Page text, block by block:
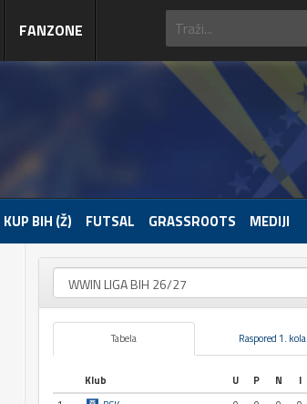
FANZONE
KUP BIH (Ž) FUTSAL GRASSROOTS MEDIJI
Tabela Raspored 1. kola
Klub U P N I